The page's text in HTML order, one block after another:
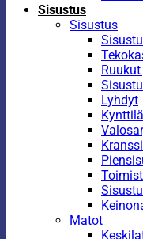
Sisustus
Sisustus
Lyhdyt
Matot